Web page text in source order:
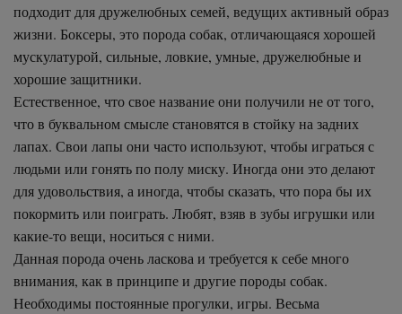
подходит для дружелюбных семей, ведущих активный образ
жизни. Боксеры, это порода собак, отличающаяся хорошей
мускулатурой, сильные, ловкие, умные, дружелюбные и
хорошие защитники.
Естественное, что свое название они получили не от того,
что в буквальном смысле становятся в стойку на задних
лапах. Свои лапы они часто используют, чтобы играться с
людьми или гонять по полу миску. Иногда они это делают
для удовольствия, а иногда, чтобы сказать, что пора бы их
покормить или поиграть. Любят, взяв в зубы игрушки или
какие-то вещи, носиться с ними.
Данная порода очень ласкова и требуется к себе много
внимания, как в принципе и другие породы собак.
Необходимы постоянные прогулки, игры. Весьма